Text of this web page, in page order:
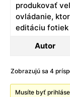
produkovať
ovládanie,
editáciu fotiek
Autor
Zobrazujú sa 4
Musíte byť